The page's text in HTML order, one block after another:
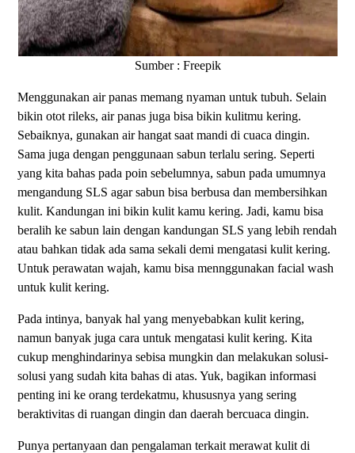
Sumber : Freepik
Menggunakan air panas memang nyaman untuk tubuh. Selain
bikin otot rileks, air panas juga bisa bikin kulitmu kering.
Sebaiknya, gunakan air hangat saat mandi di cuaca dingin.
Sama juga dengan penggunaan sabun terlalu sering. Seperti
yang kita bahas pada poin sebelumnya, sabun pada umumnya
mengandung SLS agar sabun bisa berbusa dan membersihkan
kulit. Kandungan ini bikin kulit kamu kering. Jadi, kamu bisa
beralih ke sabun lain dengan kandungan SLS yang lebih rendah
atau bahkan tidak ada sama sekali demi mengatasi kulit kering.
Untuk perawatan wajah, kamu bisa mennggunakan facial wash
untuk kulit kering.
Pada intinya, banyak hal yang menyebabkan kulit kering,
namun banyak juga cara untuk mengatasi kulit kering. Kita
cukup menghindarinya sebisa mungkin dan melakukan solusi-
solusi yang sudah kita bahas di atas. Yuk, bagikan informasi
penting ini ke orang terdekatmu, khususnya yang sering
beraktivitas di ruangan dingin dan daerah bercuaca dingin.
Punya pertanyaan dan pengalaman terkait merawat kulit di